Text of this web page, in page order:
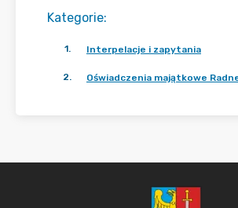
Kategorie:
1. Interpelacje i zapytania
2. Oświadczenia majątkowe